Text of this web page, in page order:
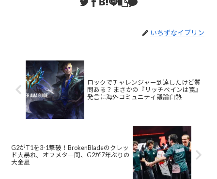
いちずなイブリン
ロックでチャレンジャー到達したけど質
問ある？ まさかの『リッチベインは罠』
発言に海外コミュニティ議論白熱
G2がT1を3-1撃破！BrokenBladeのクレッ
ド大暴れ。オフメタ一閃、G2が7年ぶりの
大金星